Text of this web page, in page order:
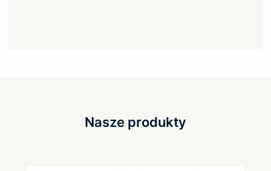
Nasze produkty